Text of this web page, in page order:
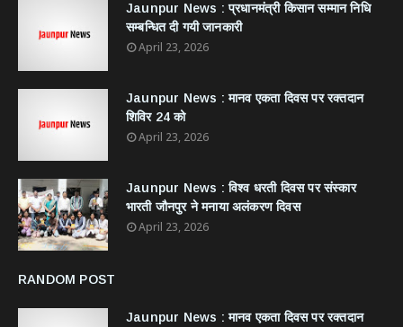
Jaunpur News : ​प्रधानमंत्री किसान सम्मान निधि
सम्बन्धित दी गयी जानकारी
April 23, 2026
Jaunpur News : ​मानव एकता दिवस पर रक्तदान
शिविर 24 को
April 23, 2026
Jaunpur News : विश्व धरती दिवस पर संस्कार
भारती जौनपुर ने मनाया अलंकरण दिवस
April 23, 2026
RANDOM POST
Jaunpur News : ​मानव एकता दिवस पर रक्तदान